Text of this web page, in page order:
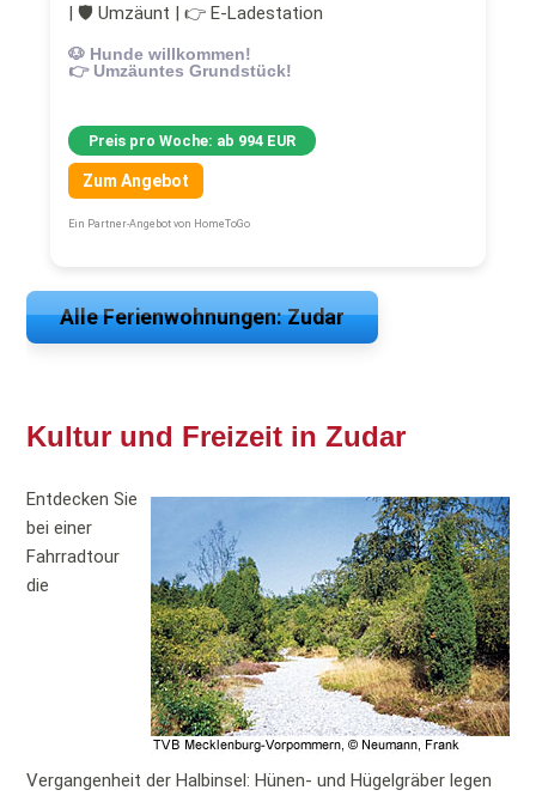
| 🛡 Umzäunt | 👉 E-Ladestation
🐶 Hunde willkommen!
👉 Umzäuntes Grundstück!
Preis pro Woche: ab 994 EUR
Zum Angebot
Ein Partner-Angebot von HomeToGo
Alle Ferienwohnungen: Zudar
Kultur und Freizeit in Zudar
Entdecken Sie
bei einer
Fahrradtour
die
Vergangenheit der Halbinsel: Hünen- und Hügelgräber legen